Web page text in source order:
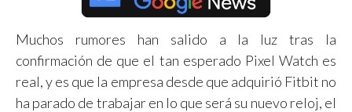
Muchos rumores han salido a la luz tras la
confirmación de que el tan esperado Pixel Watch es
real, y es que la empresa desde que adquirió Fitbit no
ha parado de trabajar en lo que será su nuevo reloj, el